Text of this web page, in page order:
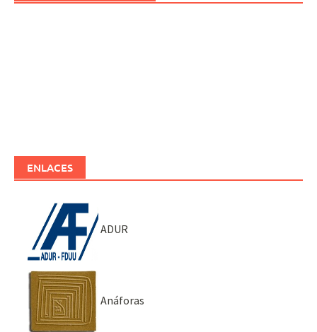
ENLACES
ADUR
Anáforas